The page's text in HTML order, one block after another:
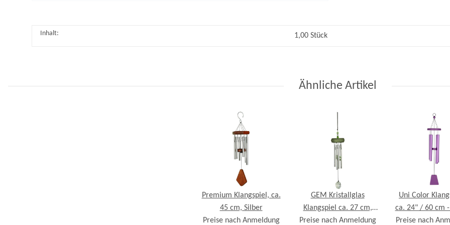
Inhalt: 1,00 Stück
Ähnliche Artikel
Premium Klangspiel, ca.
45 cm, Silber
Preise nach Anmeldung
GEM Kristallglas
Klangspiel ca. 27 cm,
Grün
Preise nach Anmeldung
Uni Color
ca. 24" / 60 cm
Preise nach